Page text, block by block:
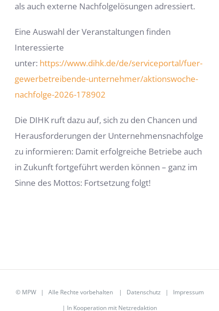
als auch externe Nachfolgelösungen adressiert.
Eine Auswahl der Veranstaltungen finden
Interessierte
unter: https://www.dihk.de/de/serviceportal/fuer-
gewerbetreibende-unternehmer/aktionswoche-
nachfolge-2026-178902
Die DIHK ruft dazu auf, sich zu den Chancen und
Herausforderungen der Unternehmensnachfolge
zu informieren: Damit erfolgreiche Betriebe auch
in Zukunft fortgeführt werden können – ganz im
Sinne des Mottos: Fortsetzung folgt!
© MPW| Alle Rechte vorbehalten | Datenschutz | Impressum
| In Kooperation mit Netzredaktion